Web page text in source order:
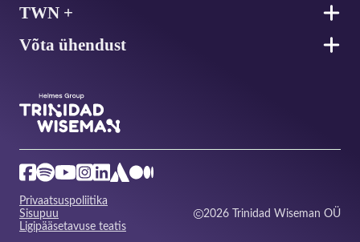
TWN +
Võta ühendust
Privaatsuspoliitika
Sisupuu
Ligipääsetavuse teatis
2026 Trinidad Wiseman OÜ